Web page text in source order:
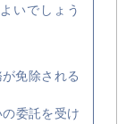
いでしょう
免除される
委託を受け